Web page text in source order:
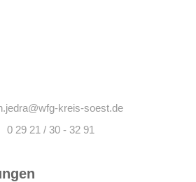
kreis-soest.de
0 29 21 / 30 - 32 91